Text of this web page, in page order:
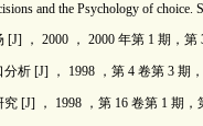
and the Psychology of choice.
， 2000 ， 2000 年第 1 期，第
析 [J] ， 1998 ，第 4 卷第 3 期
[J] ， 1998 ，第 16 卷第 1 期，